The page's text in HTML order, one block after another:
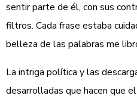
sentir parte de él, con sus
filtros. Cada frase estaba
belleza de las palabras me
La intriga política y las
desarrolladas que hacen que